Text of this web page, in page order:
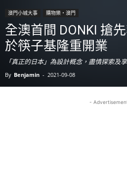
澳門小城大事 購物樂‧澳門
全澳首間 DONKI 搶
於筷子基隆重開業
「真正的日本」為設計概念，盡情探索及
By Benjamin - 2021-09-08
-